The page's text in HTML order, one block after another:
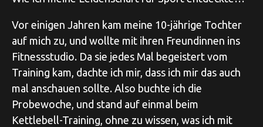
Vor einigen Jahren kam meine 10-jährige Tochter
auf mich zu, und wollte mit ihren Freundinnen ins
Fitnessstudio. Da sie jedes Mal begeistert vom
Training kam, dachte ich mir, dass ich mir das auch
mal anschauen sollte. Also buchte ich die
Probewoche, und stand auf einmal beim
Kettlebell-Training, ohne zu wissen, was ich mit